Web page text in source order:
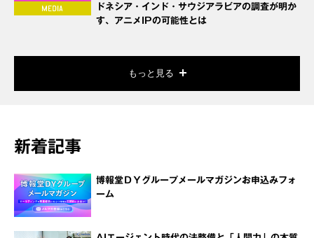
ドネシア・インド・サウジアラビアの調査が明か
す、アニメIPの可能性とは
もっと見る
新着記事
博報堂ＤＹグループメールマガジンお申込みフォ
ーム